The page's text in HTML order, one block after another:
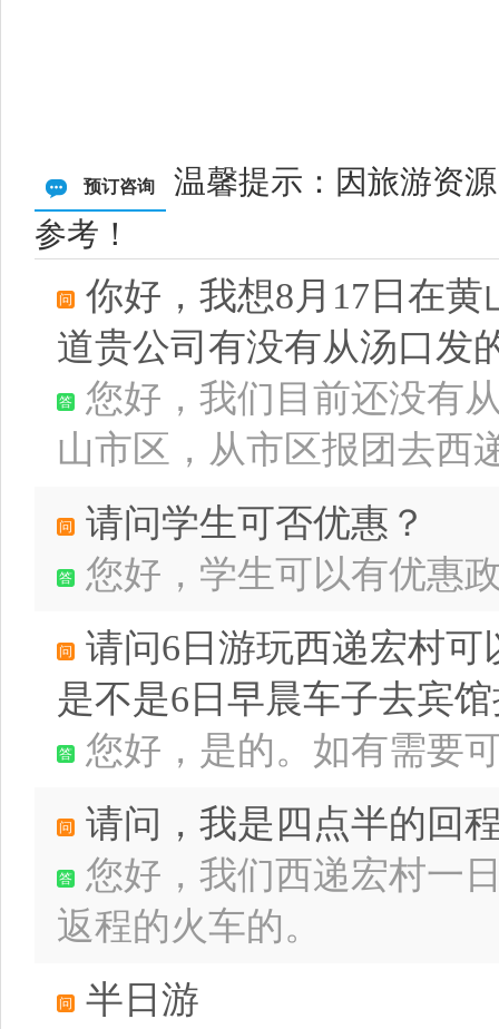
预订咨询
温馨提示：因旅游资
参考！
你好，我想8月17日在
道贵公司有没有从汤口发
您好，我们目前还没有
山市区，从市区报团去西
请问学生可否优惠？
您好，学生可以有优惠
请问6日游玩西递宏村
是不是6日早晨车子去宾
您好，是的。如有需要
请问，我是四点半的回
您好，我们西递宏村一
返程的火车的。
半日游